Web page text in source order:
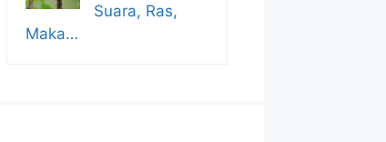
Suara, Ras,
Maka…